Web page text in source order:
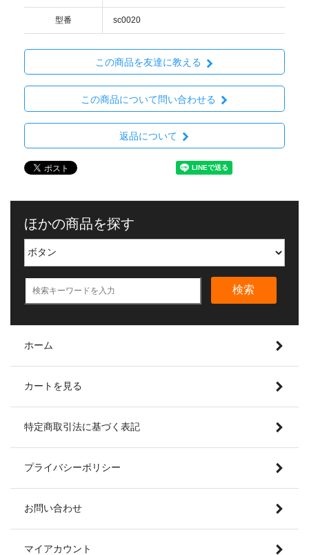
型番 sc0020
この商品を友達に教える
この商品について問い合わせる
返品について
ほかの商品を探す
検索
ホーム
カートを見る
特定商取引法に基づく表記
プライバシーポリシー
お問い合わせ
マイアカウント